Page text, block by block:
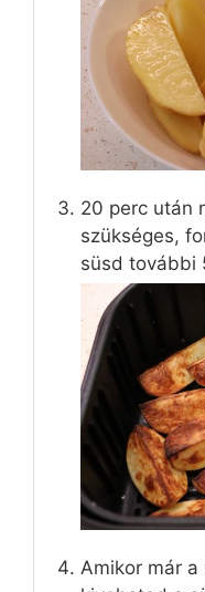
20 perc után
szükséges,
süsd további
Amikor már